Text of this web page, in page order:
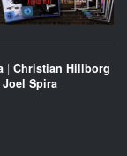
| Christian Hillborg
Joel Spira